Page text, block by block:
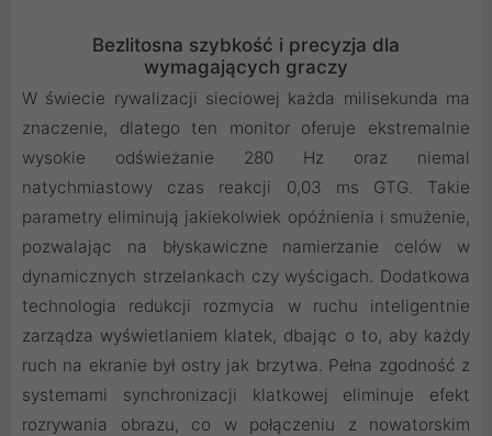
Bezlitosna szybkość i precyzja dla
wymagających graczy
W świecie rywalizacji sieciowej każda milisekunda ma
znaczenie, dlatego ten monitor oferuje ekstremalnie
wysokie odświeżanie 280 Hz oraz niemal
natychmiastowy czas reakcji 0,03 ms GTG. Takie
parametry eliminują jakiekolwiek opóźnienia i smużenie,
pozwalając na błyskawiczne namierzanie celów w
dynamicznych strzelankach czy wyścigach. Dodatkowa
technologia redukcji rozmycia w ruchu inteligentnie
zarządza wyświetlaniem klatek, dbając o to, aby każdy
ruch na ekranie był ostry jak brzytwa. Pełna zgodność z
systemami synchronizacji klatkowej eliminuje efekt
rozrywania obrazu, co w połączeniu z nowatorskim